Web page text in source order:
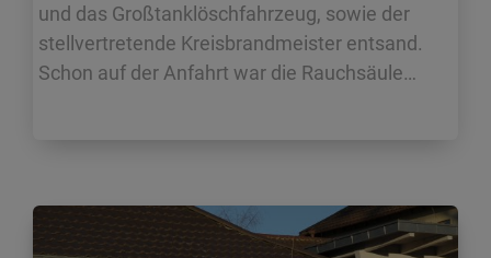
und das Großtanklöschfahrzeug, sowie der
stellvertretende Kreisbrandmeister entsand.
Schon auf der Anfahrt war die Rauchsäule…